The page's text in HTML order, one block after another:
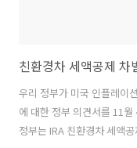
친환경차 세액공제
우리 정부가 미국 인플레이
에 대한 정부 의견서를 11
정부는 IRA 친환경차 세액